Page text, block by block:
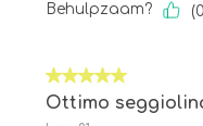
Behulpzaam? (0
5 van 5 sterren.
Ottimo